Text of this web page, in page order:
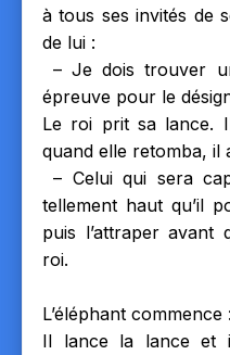
à tous ses invités de
de lui :
– Je dois trouver
épreuve pour le
Le roi prit sa lance.
quand elle retomba, il
– Celui qui sera
tellement haut qu’il
puis l’attraper avant
roi.
L’éléphant
Il lance la lance et